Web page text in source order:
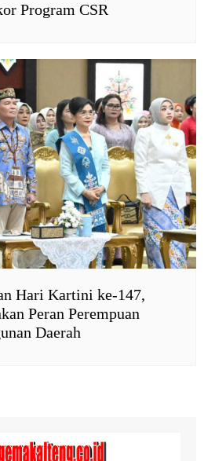
Program CSR
Hari Kartini ke-147,
Peran Perempuan
Daerah